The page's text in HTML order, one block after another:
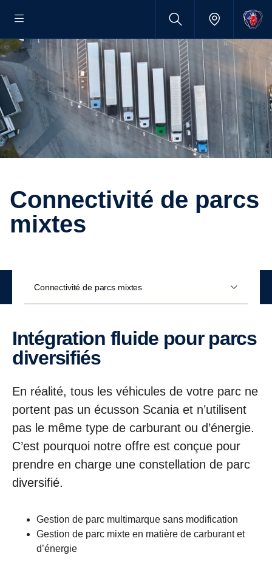
Connectivité de parcs
mixtes
Connectivité de parcs mixtes
Intégration fluide pour parcs
diversifiés
En réalité, tous les véhicules de votre parc ne
portent pas un écusson Scania et n’utilisent
pas le même type de carburant ou d’énergie.
C’est pourquoi notre offre est conçue pour
prendre en charge une constellation de parc
diversifié.
Gestion de parc multimarque sans modification
Gestion de parc mixte en matière de carburant et
d’énergie